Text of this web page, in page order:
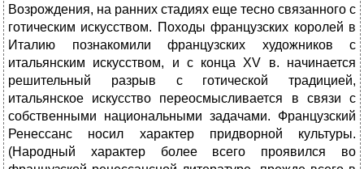
Возрождения, на ранних стадиях еще тесно связанного с
готическим искусством. Походы французских королей в
Италию познакомили французских художников с
итальянским искусством, и с конца XV в. начинается
решительный разрыв с готической традицией,
итальянское искусство переосмысливается в связи с
собственными национальными задачами. Французский
Ренессанс носил характер придворной культуры.
(Народный характер более всего проявился во